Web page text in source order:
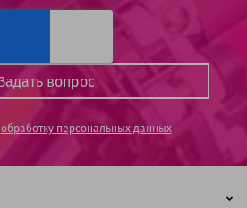
обработку персональных данных